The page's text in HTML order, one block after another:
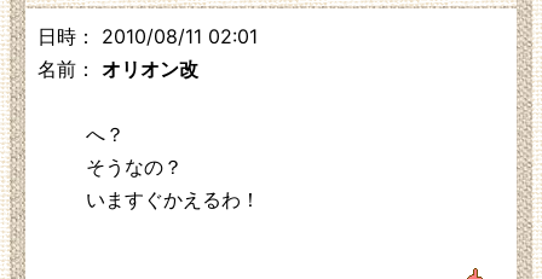
日時： 2010/08/11 02:01
名前： オリオン改
へ？
そうなの？
いますぐかえるわ！